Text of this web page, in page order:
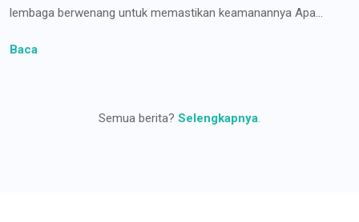
lembaga berwenang untuk memastikan keamanannya Apa...
Baca
Semua berita? Selengkapnya